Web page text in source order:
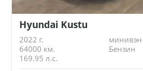
Hyundai Kustu
2022 г.
минивэн
64000 км.
Бензин
169.95 л.с.